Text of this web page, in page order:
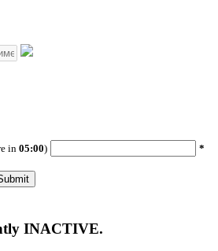
in 05:00)
*
INACTIVE.